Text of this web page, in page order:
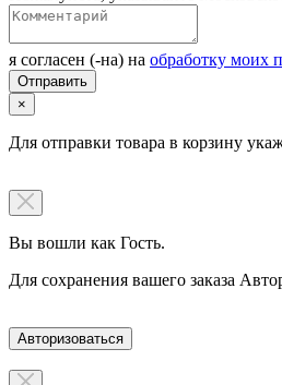
я согласен (-на) на обработку моих
×
Для отправки товара в корзину
Вы вошли как Гость.
Для сохранения вашего заказа
Авторизоваться